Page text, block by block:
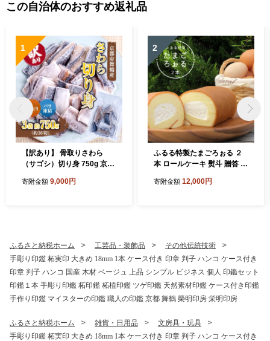
この自治体のおすすめ返礼品
1
【訳あり】 骨取りさわら
（サゴシ）切り身 750g 京都
り魚 さわら切り身 サゴシ 京
魚 焼くだけ 揚げるだけ 共働
き家庭 忙しい日の夕食 魚不
足解消 おかずセット
寄附金額 9,000円
2
ふるる特製たまごろぉる ２
本 ロールケーキ 熨斗 贈答 熨
スイーツ 洋菓子 お菓子 ケー
寄附金額 12,000円
ふるさと納税ホーム 工芸品・装飾品
その他伝統技術
手彫り印鑑 柘実印 大きめ 18mm 1本 ケース付き 印章 判子 ハンコ ケース付き
印章 判子 ハンコ 国産 木材 ベージュ 上品 シンプル ビジネス 個人 印鑑セット
印鑑１本 手彫り印鑑 柘印鑑 柘植印鑑 ツゲ印鑑 天然素材印鑑 ケース付き印鑑
手作り印鑑 マイスターの印鑑 職人の印鑑 京都 舞鶴 榮明印房 栄明印房
ふるさと納税ホーム 雑貨・日用品
文房具・玩具
手彫り印鑑 柘実印 大きめ 18mm 1本 ケース付き 印章 判子 ハンコ ケース付き